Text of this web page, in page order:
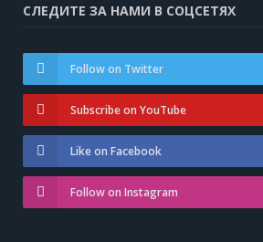
СЛЕДИТЕ ЗА НАМИ В СОЦСЕТЯХ
Follow on Twitter
Subscribe on YouTube
Like on Facebook
Follow on Instagram